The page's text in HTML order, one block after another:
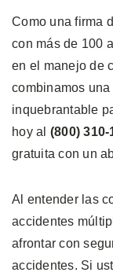
Como una firma
con más de 100
en el manejo de
combinamos
inquebrantable
hoy al (800) 310-
gratuita con un
Al entender las
accidentes
afrontar con
accidentes. Si